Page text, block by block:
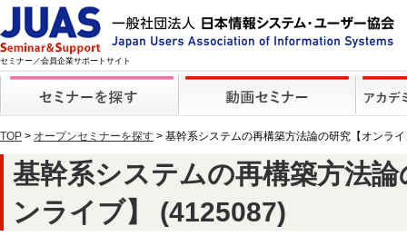
セミナー／会員企業サポートサイト
TOP > オープンセミナーを探す > 基幹系システムの再構築方法論の研究【オンラ
基幹系システムの再構築方法
ンライブ】 (4125087)